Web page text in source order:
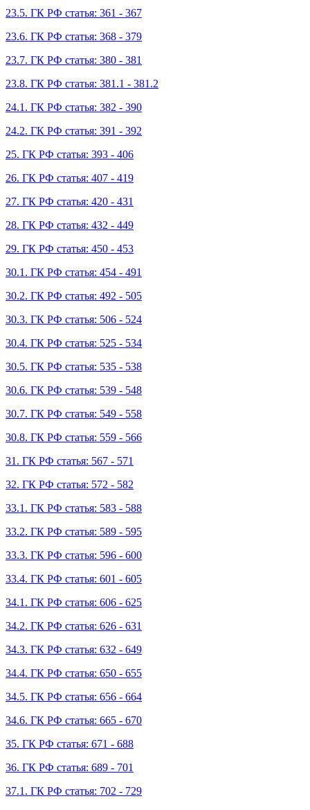
23.5. ГК РФ статья: 361 - 367
23.6. ГК РФ статья: 368 - 379
23.7. ГК РФ статья: 380 - 381
23.8. ГК РФ статья: 381.1 - 381.2
24.1. ГК РФ статья: 382 - 390
24.2. ГК РФ статья: 391 - 392
25. ГК РФ статья: 393 - 406
26. ГК РФ статья: 407 - 419
27. ГК РФ статья: 420 - 431
28. ГК РФ статья: 432 - 449
29. ГК РФ статья: 450 - 453
30.1. ГК РФ статья: 454 - 491
30.2. ГК РФ статья: 492 - 505
30.3. ГК РФ статья: 506 - 524
30.4. ГК РФ статья: 525 - 534
30.5. ГК РФ статья: 535 - 538
30.6. ГК РФ статья: 539 - 548
30.7. ГК РФ статья: 549 - 558
30.8. ГК РФ статья: 559 - 566
31. ГК РФ статья: 567 - 571
32. ГК РФ статья: 572 - 582
33.1. ГК РФ статья: 583 - 588
33.2. ГК РФ статья: 589 - 595
33.3. ГК РФ статья: 596 - 600
33.4. ГК РФ статья: 601 - 605
34.1. ГК РФ статья: 606 - 625
34.2. ГК РФ статья: 626 - 631
34.3. ГК РФ статья: 632 - 649
34.4. ГК РФ статья: 650 - 655
34.5. ГК РФ статья: 656 - 664
34.6. ГК РФ статья: 665 - 670
35. ГК РФ статья: 671 - 688
36. ГК РФ статья: 689 - 701
37.1. ГК РФ статья: 702 - 729